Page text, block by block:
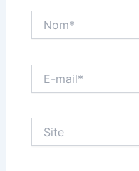
mail*